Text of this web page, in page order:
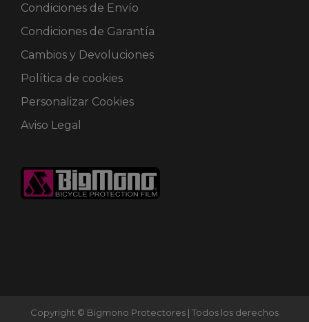
Condiciones de Envío
Condiciones de Garantía
Cambios y Devoluciones
Política de cookies
Personalizar Cookies
Aviso Legal
Copyright © Bigmono Protectores | Todos los derechos